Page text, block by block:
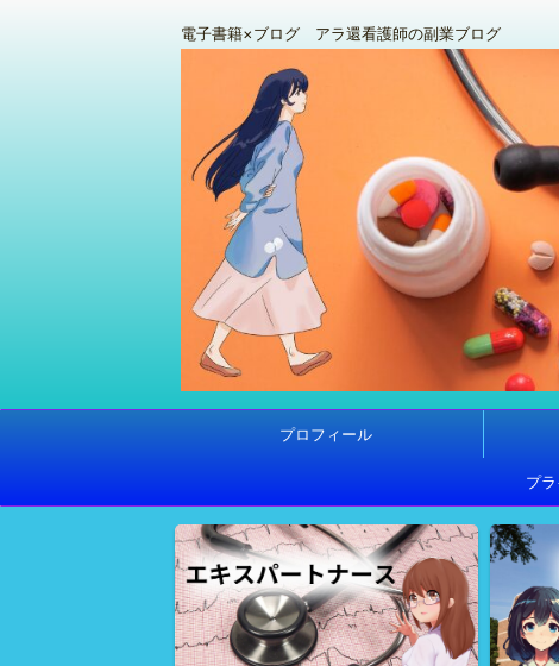
電子書籍×ブログ アラ還看護師の副業ブログ
プロフィール
プ